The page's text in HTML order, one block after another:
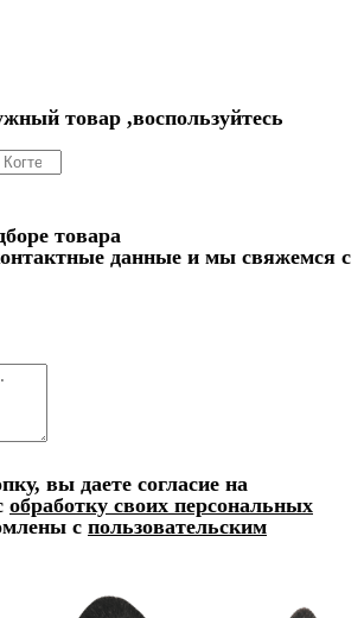
товар ,воспользуйтесь
товара
данные и мы свяжемся с
вы даете согласие на
обработку своих персональных
с пользовательским